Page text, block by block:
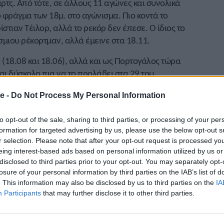
- Do Not Process My Personal Information
opt-out of the sale, sharing to third parties, or processing of your
for targeted advertising by us, please use the below opt-out
selection. Please note that after your opt-out request is processed
interest-based ads based on personal information utilized by us
to third parties prior to your opt-out. You may separately
of your personal information by third parties on the IAB’s list of
This information may also be disclosed by us to third parties on the
Participants that may further disclose it to other third parties.
Από τότε, σε άλλους 11 αγώνες και συνολικά
των 18μ. στο αγώνισμα. Πιο κοντά το
Τέιλορ, αλλά το ρεκόρ δεν έπεσε. Ο ίδιος το
ρέκορτμαν, αλλά έμεινε στα 18.11.
και 18.06), αλλά και ως Πορτογάλος τώρα
δύσκολο πια να το προλάβει στα 29 του…
απόλυτο ρεκόρ ανοικτού- κλειστού,
απίθανο να μην το σπάσει ο…
ήδη ακολουθεί την πεπατημένη του
πόντο το παγκόσμιο ρεκόρ, ενισχύοντας έτσι
από το 6.20 πια, να πας σε έναν αγώνα στο 6.25;
ικανός να βγάλει 6ρια άλματα, είναι ο Σαμ
να «ενοχλήσει» τα μέτρα που βγάζει ο καθ